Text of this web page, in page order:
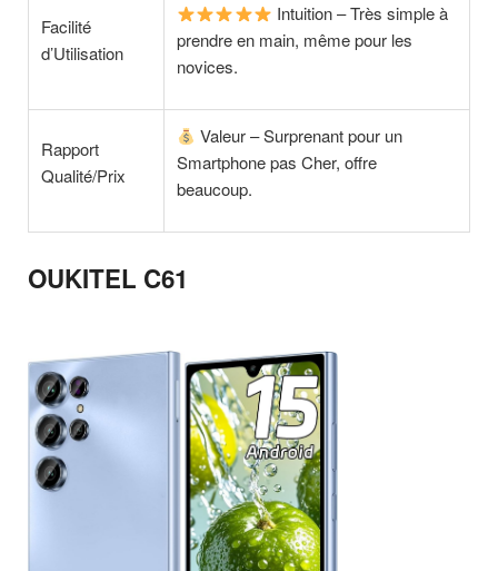
Facilité
d’Utilisation
Intuition – Très simple à
prendre en main, même pour les
novices.
Rapport
Qualité/Prix
Valeur – Surprenant pour un
Smartphone pas Cher, offre
beaucoup.
OUKITEL C61